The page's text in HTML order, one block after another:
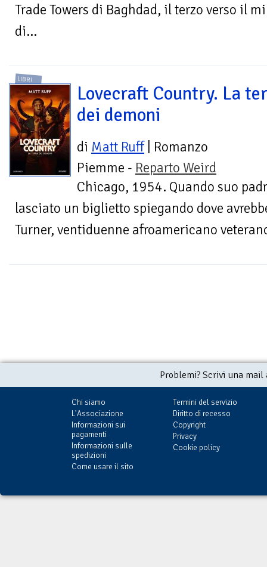
Trade Towers di Baghdad, il terzo verso il
di...
LIBRI
Lovecraft Country. La
dei demoni
di Matt Ruff| Romanzo
Piemme - Reparto Weird
Chicago, 1954. Quando suo
lasciato un biglietto spiegando dove
Turner, ventiduenne afroamericano
Problemi? Scrivi una
Chi siamo
L'Associazione
Informazioni sui
pagamenti
Informazioni sulle
spedizioni
Come usare il sito
Termini del servizio
Diritto di recesso
Copyright
Privacy
Cookie policy